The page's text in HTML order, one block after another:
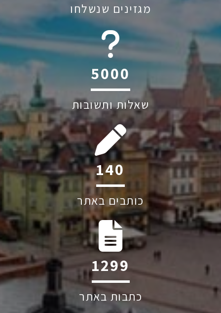
מגזינים שנשלחו
6045
שאלות ותשובות
212
כותבים באתר
1971
כתבות באתר